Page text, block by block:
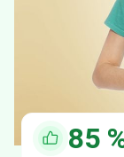
85